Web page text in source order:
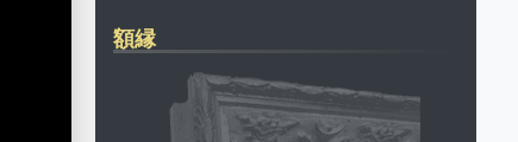
額縁